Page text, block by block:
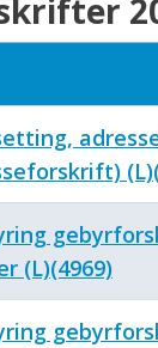
(L)(4969)